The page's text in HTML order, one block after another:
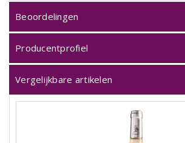
Beoordelingen
Producentprofiel
Vergelijkbare artikelen